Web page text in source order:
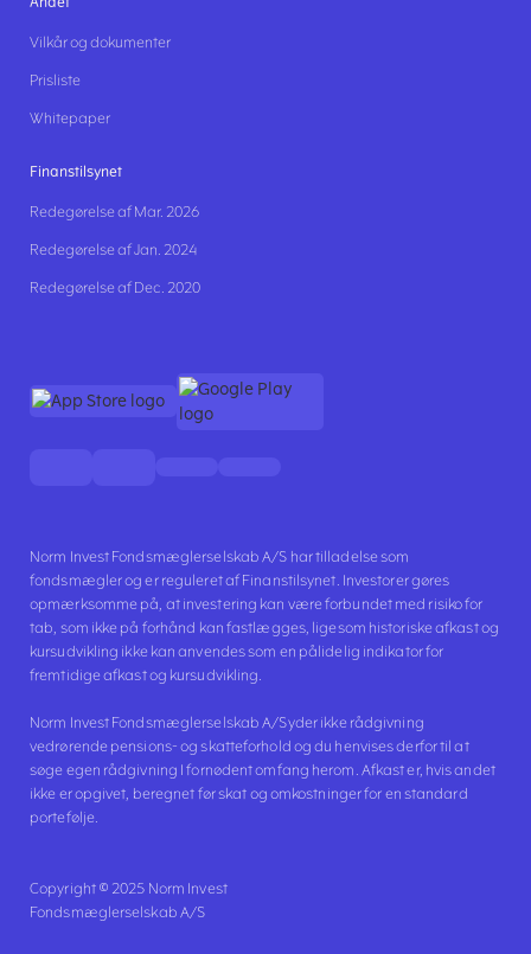
Vilkår og dokumenter
Prisliste
Whitepaper
Finanstilsynet
Redegørelse af Mar. 2026
Redegørelse af Jan. 2024
Redegørelse af Dec. 2020
Norm Invest Fondsmæglerselskab A/S har tilladelse som
fondsmægler og er reguleret af Finanstilsynet. Investorer gøres
opmærksomme på, at investering kan være forbundet med risiko for
tab, som ikke på forhånd kan fastlægges, ligesom historiske afkast og
kursudvikling ikke kan anvendes som en pålidelig indikator for
fremtidige afkast og kursudvikling.
Norm Invest Fondsmæglerselskab A/S yder ikke rådgivning
vedrørende pensions- og skatteforhold og du henvises derfor til at
søge egen rådgivning I fornødent omfang herom. Afkast er, hvis andet
ikke er opgivet, beregnet før skat og omkostninger for en standard
portefølje.
Copyright © 2025 Norm Invest
Fondsmæglerselskab A/S